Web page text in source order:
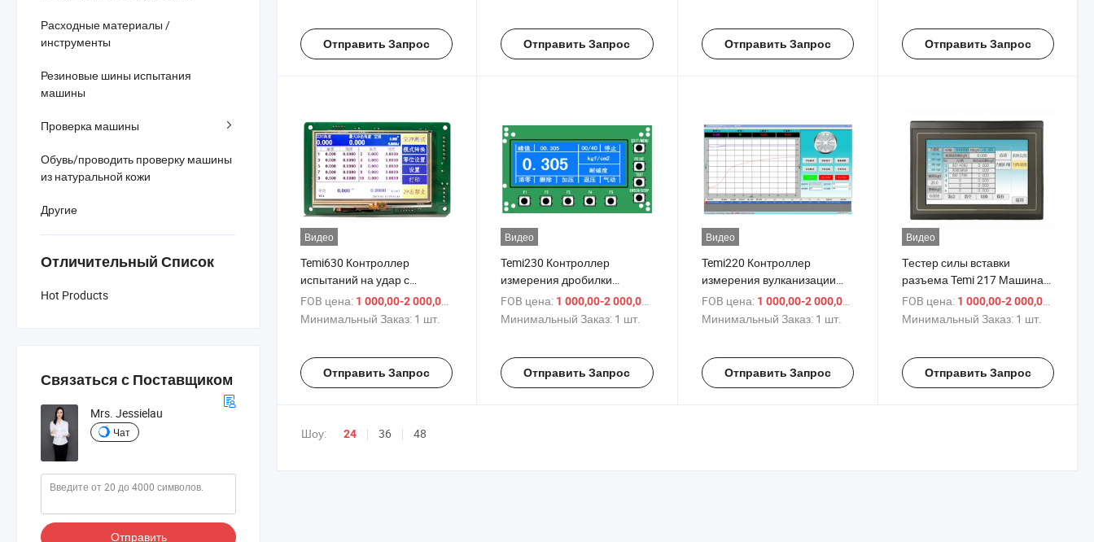
Расходные материалы /
инструменты
Резиновые шины испытания
машины
Проверка машины
Обувь/проводить проверку машины
из натуральной кожи
Другие
Отличительный Список
Hot Products
Связаться с Поставщиком
Mrs. Jessielau
Чат
Отправить
Отправить Запрос Отправить Запрос Отправить Запрос Отправить Запрос
Видео
Temi630 Контроллер
испытаний на удар с
маятником Автоматическая
система испытаний на удар
FOB цена: 1 000,00-2 000,00 $
Минимальный Заказ: 1 шт.
Отправить Запрос
Видео
Temi230 Контроллер
измерения дробилки
Механика системы контроля
измерений
FOB цена: 1 000,00-2 000,00 $
Минимальный Заказ: 1 шт.
Отправить Запрос
Видео
Temi220 Контроллер
измерения вулканизации
Резиновый
вулканизирующий роторный
FOB цена: 1 000,00-2 000,00 $
Минимальный Заказ: 1 шт.
Отправить Запрос
Видео
Тестер силы вставки
разъема Temi 217 Машина
для испытания на
выдергивание разъема
FOB цена: 1 000,00-2 000,00 $
Минимальный Заказ: 1 шт.
Отправить Запрос
Шоу: 24 36 48